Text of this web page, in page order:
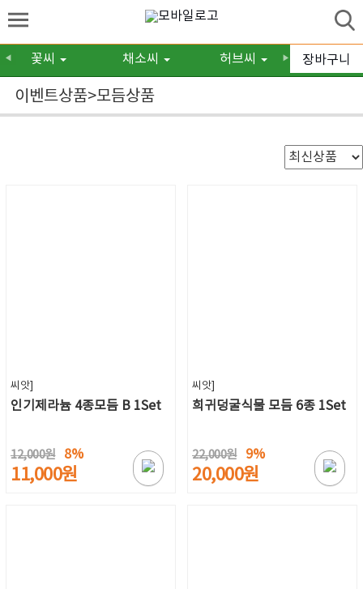
◀ 꽃씨 채소씨 허브씨 구근/숙
▶ 장바구니
이벤트상품>모듬상품
씨앗]
인기제라늄 4종모듬 B 1Set
12,000원 8%
11,000원
씨앗]
희귀덩굴식물 모듬 6종 1Set
22,000원 9%
20,000원